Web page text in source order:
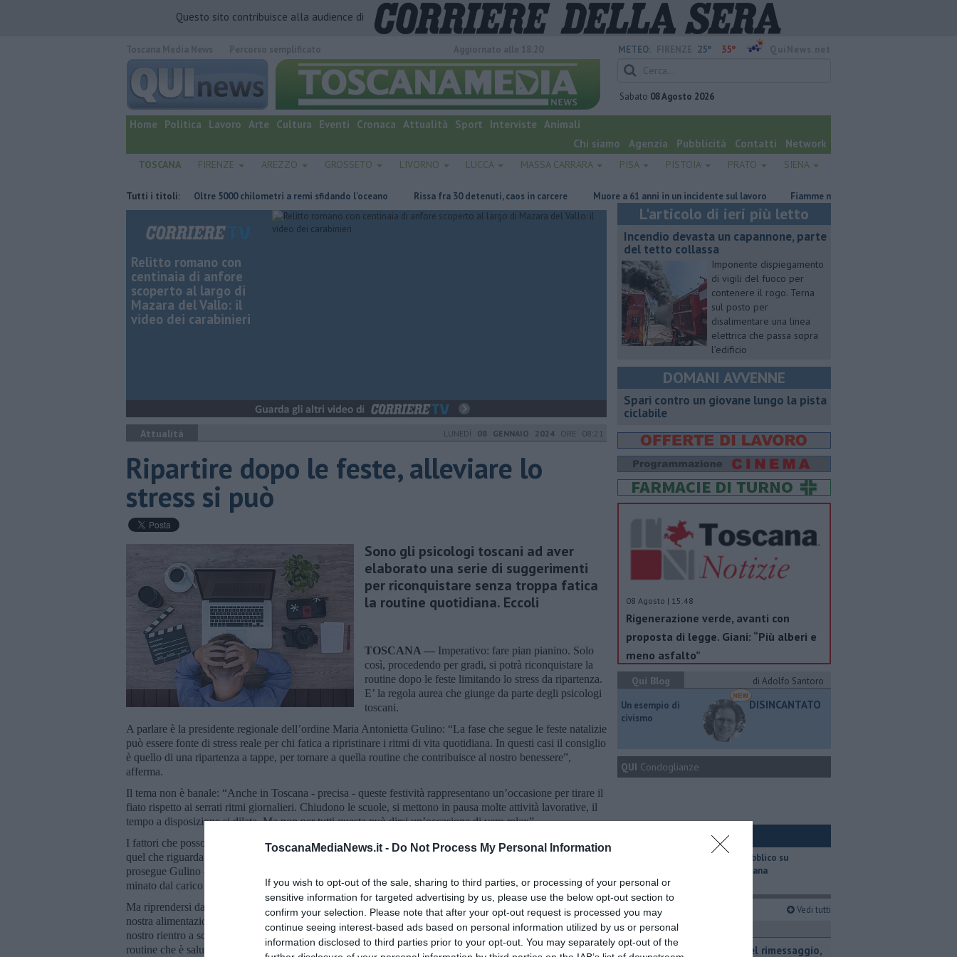
ToscanaMediaNews.it - Do Not Process My Personal Information
If you wish to opt-out of the sale, sharing to third parties, or processing of your personal or
sensitive information for targeted advertising by us, please use the below opt-out section to
confirm your selection. Please note that after your opt-out request is processed you may
continue seeing interest-based ads based on personal information utilized by us or personal
information disclosed to third parties prior to your opt-out. You may separately opt-out of the
Questo sito contribuisce alla audience di
quotidiano online.
METEO: 25° 35°
Sabato 08 Agosto 2026
Home Politica Lavoro Arte Cultura Eventi Cronaca Attualità Sport Interviste Animali
Chi siamo
Agenzia Pubblicità Contatti Network
TOSCANA FIRENZE AREZZO GROSSETO LIVORNO LUCCA MASSA CARRARA PISA PISTOIA PRATO SIENA
Tutti i titoli:
in ospedale e casa inagibile Oltre 5000 chilometri a remi sfidando l'oceano Rissa fra 30 detenuti, caos in carcere Muore a 61 anni in un incidente sul lavoro Fiamme nel rimessaggio, due persone in
Relitto romano con
centinaia di anfore
scoperto al largo di
Mazara del Vallo: il
video dei carabinieri
Attualità LUNEDÌ 08 GENNAIO 2024 ORE 08:21
Ripartire dopo le feste, alleviare lo
stress si può
Sono gli psicologi toscani ad aver
elaborato una serie di suggerimenti
per riconquistare senza troppa fatica
la routine quotidiana. Eccoli
TOSCANA — Imperativo: fare pian pianino. Solo
così, procedendo per gradi, si potrà riconquistare la
routine dopo le feste limitando lo stress da ripartenza.
E’ la regola aurea che giunge da parte degli psicologi
toscani.
A parlare è la presidente regionale dell’ordine Maria Antonietta Gulino: “La fase che segue le feste natalizie
può essere fonte di stress reale per chi fatica a ripristinare i ritmi di vita quotidiana. In questi casi il consiglio
è quello di una ripartenza a tappe, per tornare a quella routine che contribuisce al nostro benessere”,
afferma.
Il tema non è banale: “Anche in Toscana - precisa - queste festività rappresentano un’occasione per tirare il
fiato rispetto ai serrati ritmi giornalieri. Chiudono le scuole, si mettono in pausa molte attività lavorative, il
tempo a disposizione si dilata. Ma non per tutti questa può dirsi un’occasione di vero relax”.
I fattori che possono innescare lo stress, viene spiegato, sono riconducibili ad una sovraesposizione per
quel che riguarda le relazioni familiari, quelle amicali e le condivisioni alimentari: “Una dinamica -
prosegue Gulino - che può generare pesantezza e stress, interferendo quindi con il tono dell’umore, già
minato dal carico di notizie negative e difficoltà quotidianamente fronteggiate prima del Natale”.
Ma riprendersi dalle feste natalizie si può: “Recuperiamo gradualmente i ritmi - il consiglio - regolando la
nostra alimentazione e le ore di sonno. Ripristiniamo per obiettivi brevi e raggiungibili e a step successivi il
nostro rientro a scuola, oppure a lavoro. Niente corse, niente progetti ambiziosi. Così ritroveremo una
routine che è salutare ed efficace per il nostro benessere”.
L'articolo di ieri più letto
Incendio devasta un capannone, parte
del tetto collassa
Imponente dispiegamento
di vigili del fuoco per
contenere il rogo. Terna
sul posto per
disalimentare una linea
elettrica che passa sopra
l’edificio
DOMANI AVVENNE
Spari contro un giovane lungo la pista
ciclabile
08 Agosto | 15.48
Rigenerazione verde, avanti con
proposta di legge. Giani: “Più alberi e
meno asfalto”
Qui Blog
di Adolfo Santoro
​Un esempio di
civismo
DISINCANTATO
QUI Condoglianze
​Il trasporto pubblico su
gomma in Toscana
Ultimi articoli Vedi tutti
Cronaca
Fiamme nel rimessaggio,